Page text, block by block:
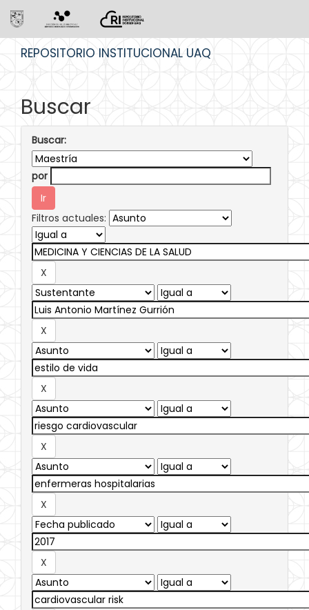
REPOSITORIO INSTITUCIONAL UAQ
Buscar
Buscar:
por
Filtros actuales: